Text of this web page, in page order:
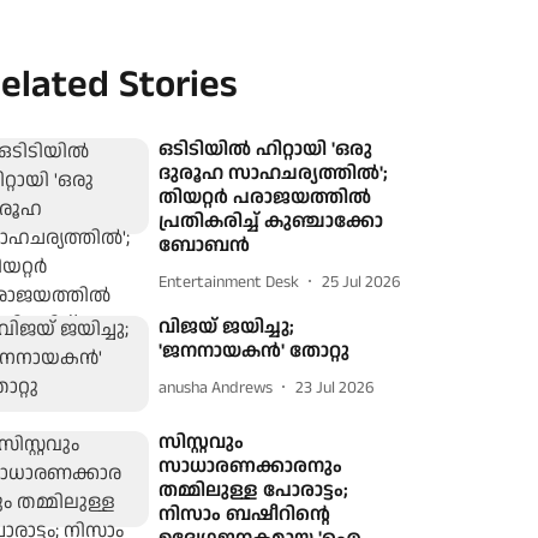
Stories
ഒടിടിയിൽ ഹിറ്റായി 'ഒരു
ദുരൂഹ സാഹചര്യത്തിൽ';
തിയറ്റർ പരാജയത്തിൽ
പ്രതികരിച്ച് കുഞ്ചാക്കോ
ബോബൻ
Entertainment Desk 25 Jul 2026
വിജയ് ജയിച്ചു;
'ജനനായകൻ' തോറ്റു
anusha Andrews 23 Jul 2026
സിസ്റ്റവും
സാധാരണക്കാരനും
തമ്മിലുള്ള പോരാട്ടം;
നിസാം ബഷീറിന്റെ